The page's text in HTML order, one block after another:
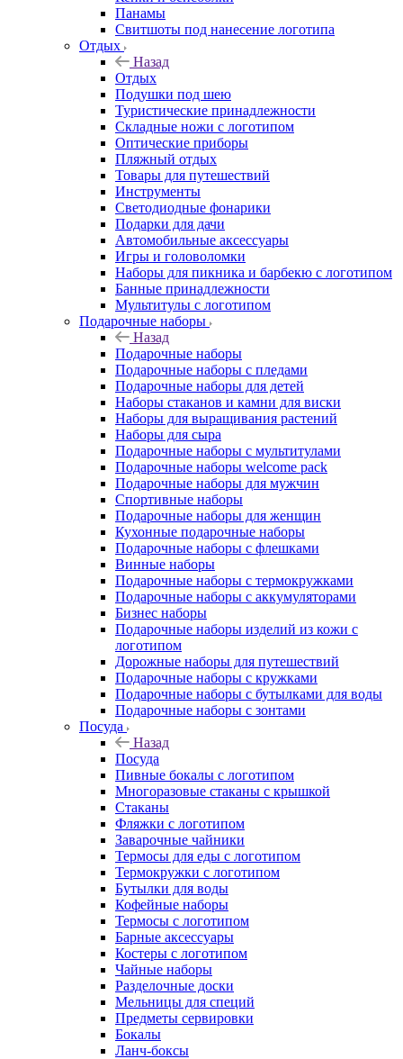
Панамы
Свитшоты под нанесение логотипа
Отдых
Назад
Отдых
Подушки под шею
Туристические принадлежности
Складные ножи с логотипом
Оптические приборы
Пляжный отдых
Товары для путешествий
Инструменты
Светодиодные фонарики
Подарки для дачи
Автомобильные аксессуары
Игры и головоломки
Наборы для пикника и барбекю с логотипом
Банные принадлежности
Мультитулы с логотипом
Подарочные наборы
Назад
Подарочные наборы
Подарочные наборы с пледами
Подарочные наборы для детей
Наборы стаканов и камни для виски
Наборы для выращивания растений
Наборы для сыра
Подарочные наборы с мультитулами
Подарочные наборы welcome pack
Подарочные наборы для мужчин
Спортивные наборы
Подарочные наборы для женщин
Кухонные подарочные наборы
Подарочные наборы с флешками
Винные наборы
Подарочные наборы с термокружками
Подарочные наборы с аккумуляторами
Бизнес наборы
Подарочные наборы изделий из кожи с
логотипом
Дорожные наборы для путешествий
Подарочные наборы с кружками
Подарочные наборы с бутылками для воды
Подарочные наборы с зонтами
Посуда
Назад
Посуда
Пивные бокалы с логотипом
Многоразовые стаканы с крышкой
Стаканы
Фляжки с логотипом
Заварочные чайники
Термосы для еды с логотипом
Термокружки с логотипом
Бутылки для воды
Кофейные наборы
Термосы с логотипом
Барные аксессуары
Костеры с логотипом
Чайные наборы
Разделочные доски
Мельницы для специй
Предметы сервировки
Бокалы
Ланч-боксы